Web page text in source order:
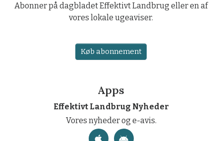
Abonner på dagbladet Effektivt Landbrug eller en af
vores lokale ugeaviser.
Køb abonnement
Apps
Effektivt Landbrug Nyheder
Vores nyheder og e-avis.